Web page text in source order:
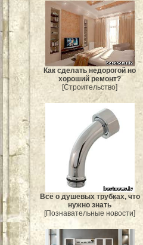
Как сделать недорогой но
хороший ремонт?
[Строительство]
Всё о душевых трубках, что
нужно знать
[Познавательные новости]